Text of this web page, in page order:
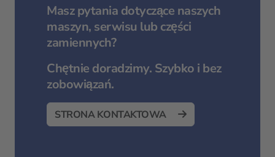
Masz pytania dotyczące naszych
maszyn, serwisu lub części
zamiennych?
Chętnie doradzimy. Szybko i bez
zobowiązań.
STRONA KONTAKTOWA